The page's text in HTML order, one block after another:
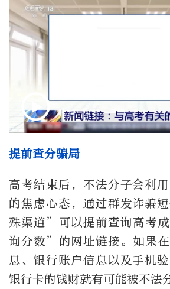
提前查分骗局
高考结束后，不法分子会利
的焦虑心态，通过群发诈骗
殊渠道”可以提前查询高考
询分数”的网址链接。如果
息、银行账户信息以及手机验
银行卡的钱财就有可能被不法